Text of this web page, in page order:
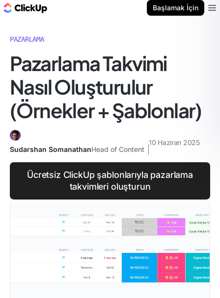
Başlamak İçin
PAZARLAMA
Pazarlama Takvimi
Nasıl Oluşturulur
(Örnekler + Şablonlar)
Sudarshan SomanathanHead of Content
10 Haziran 2025
Ücretsiz ClickUp şablonlarıyla pazarlama
takvimleri oluşturun